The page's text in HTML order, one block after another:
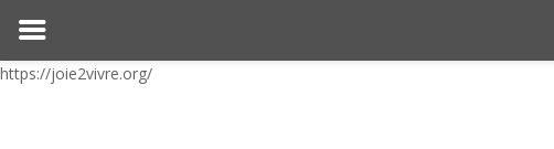
https://joie2vivre.org/